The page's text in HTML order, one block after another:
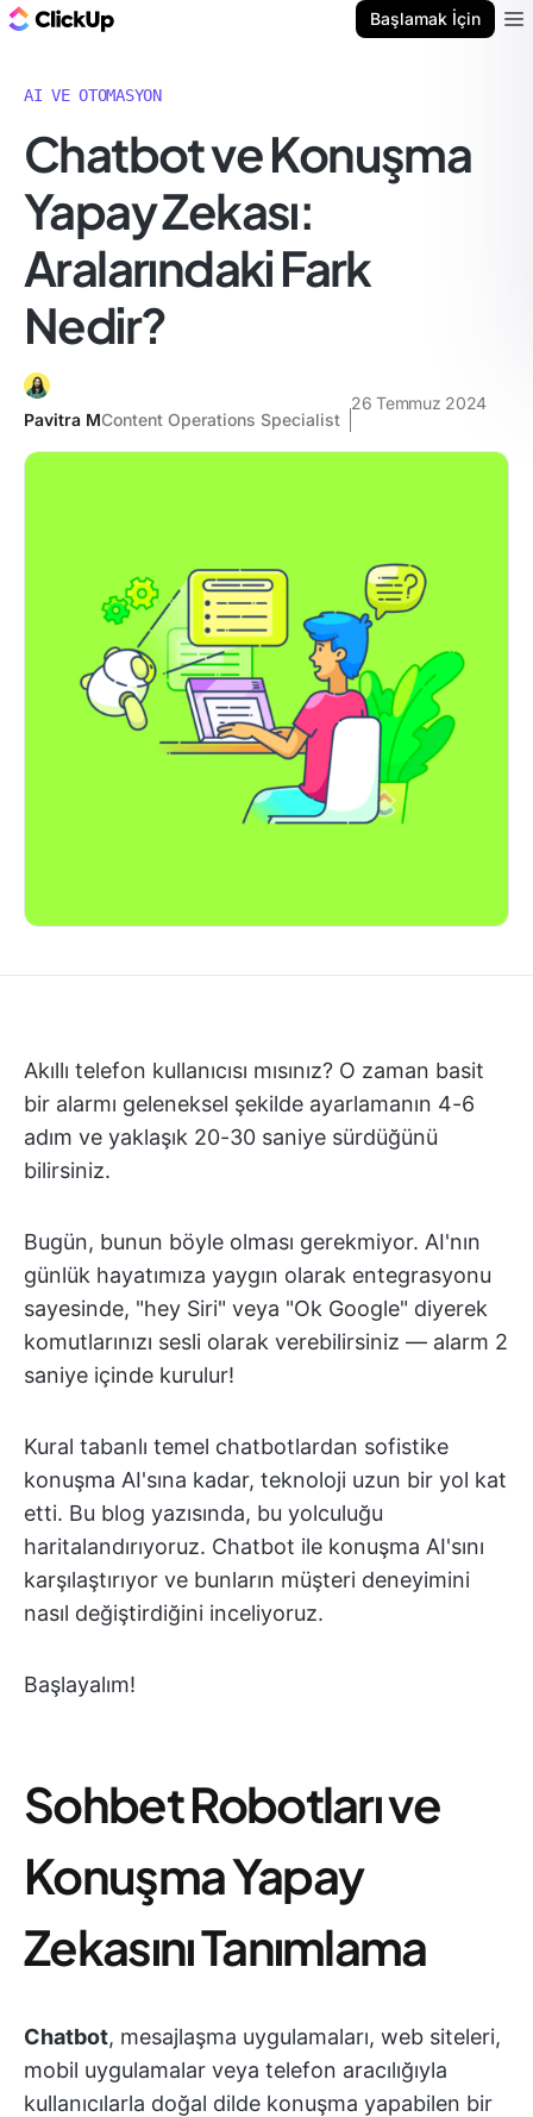
Başlamak İçin
AI VE OTOMASYON
Chatbot ve Konuşma
Yapay Zekası:
Aralarındaki Fark
Nedir?
Pavitra MContent Operations Specialist
26 Temmuz 2024
Akıllı telefon kullanıcısı mısınız? O zaman basit
bir alarmı geleneksel şekilde ayarlamanın 4-6
adım ve yaklaşık 20-30 saniye sürdüğünü
bilirsiniz.
Bugün, bunun böyle olması gerekmiyor. AI'nın
günlük hayatımıza yaygın olarak entegrasyonu
sayesinde, "hey Siri" veya "Ok Google" diyerek
komutlarınızı sesli olarak verebilirsiniz — alarm 2
saniye içinde kurulur!
Kural tabanlı temel chatbotlardan sofistike
konuşma AI'sına kadar, teknoloji uzun bir yol kat
etti. Bu blog yazısında, bu yolculuğu
haritalandırıyoruz. Chatbot ile konuşma AI'sını
karşılaştırıyor ve bunların müşteri deneyimini
nasıl değiştirdiğini inceliyoruz.
Başlayalım!
Sohbet Robotları ve
Konuşma Yapay
Zekasını Tanımlama
Chatbot, mesajlaşma uygulamaları, web siteleri,
mobil uygulamalar veya telefon aracılığıyla
kullanıcılarla doğal dilde konuşma yapabilen bir